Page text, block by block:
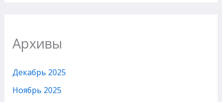
Архивы
Декабрь 2025
Ноябрь 2025